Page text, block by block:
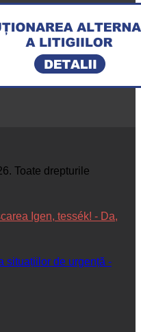
Toate drepturile
Igen, tessék! - Da,
situațiilor de urgență -